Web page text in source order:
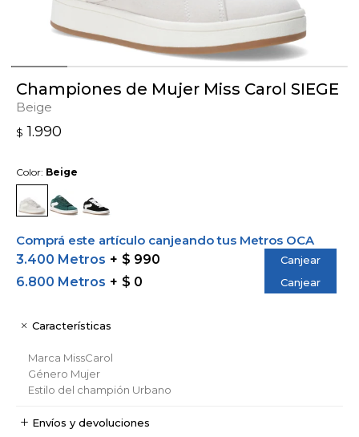
Championes de Mujer Miss Carol SIEGE
Beige
$ 1.990
Color: Beige
Comprá este artículo canjeando tus Metros OCA
3.400 Metros
$ 990 Canjear
6.800 Metros $ 0 Canjear
Características
Marca MissCarol
Género Mujer
Estilo del champión Urbano
Envíos y devoluciones